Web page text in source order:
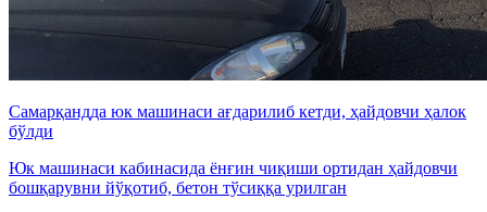
Самарқандда юк машинаси ағдарилиб кетди, ҳайдовчи ҳалок
бўлди
Юк машинаси кабинасида ёнғин чиқиши ортидан ҳайдовчи
бошқарувни йўқотиб, бетон тўсиққа урилган